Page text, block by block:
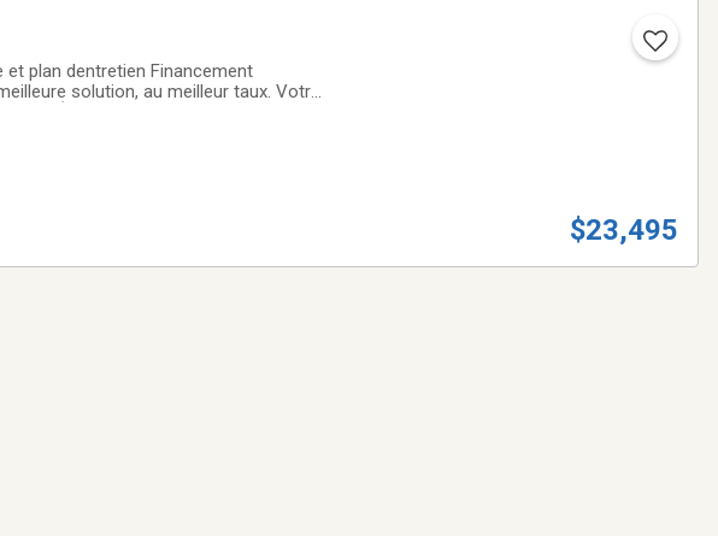
et plan dentretien Financement
solution, au meilleur taux. Votre
$23,495